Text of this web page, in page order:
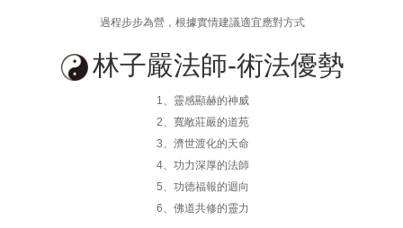
過程步步為營，根據實情建議適宜應對方式
林子嚴法師-術法優勢
1、靈感顯赫的神威
2、寬敞莊嚴的道苑
3、濟世渡化的天命
4、功力深厚的法師
5、功德福報的迴向
6、佛道共修的靈力